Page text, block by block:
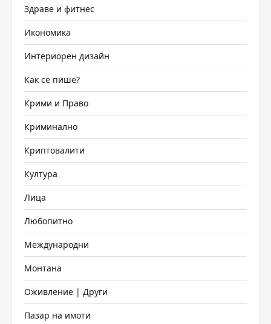
Здраве и фитнес
Икономика
Интериорен дизайн
Как се пише?
Крими и Право
Криминално
Криптовалити
Култура
Лица
Любопитно
Международни
Монтана
Оживление | Други
Пазар на имоти